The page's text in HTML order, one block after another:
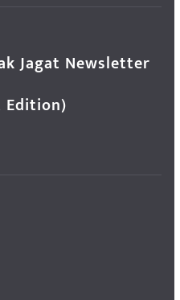
Jagat Newsletter